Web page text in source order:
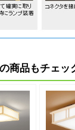
商品もチェッ